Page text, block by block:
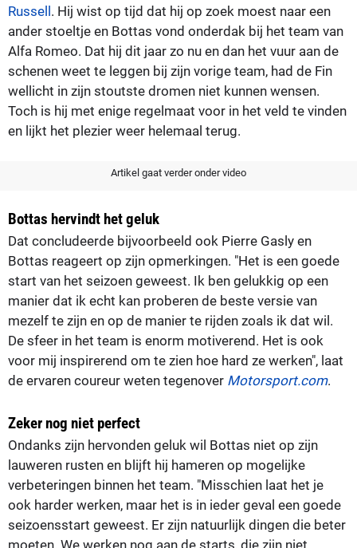
Russell. Hij wist op tijd dat hij op zoek moest naar een
ander stoeltje en Bottas vond onderdak bij het team van
Alfa Romeo. Dat hij dit jaar zo nu en dan het vuur aan de
schenen weet te leggen bij zijn vorige team, had de Fin
wellicht in zijn stoutste dromen niet kunnen wensen.
Toch is hij met enige regelmaat voor in het veld te vinden
en lijkt het plezier weer helemaal terug.
Artikel gaat verder onder video
Bottas hervindt het geluk
Dat concludeerde bijvoorbeeld ook Pierre Gasly en
Bottas reageert op zijn opmerkingen. "Het is een goede
start van het seizoen geweest. Ik ben gelukkig op een
manier dat ik echt kan proberen de beste versie van
mezelf te zijn en op de manier te rijden zoals ik dat wil.
De sfeer in het team is enorm motiverend. Het is ook
voor mij inspirerend om te zien hoe hard ze werken", laat
de ervaren coureur weten tegenover Motorsport.com.
Zeker nog niet perfect
Ondanks zijn hervonden geluk wil Bottas niet op zijn
lauweren rusten en blijft hij hameren op mogelijke
verbeteringen binnen het team. "Misschien laat het je
ook harder werken, maar het is in ieder geval een goede
seizoensstart geweest. Er zijn natuurlijk dingen die beter
moeten. We werken nog aan de starts, die zijn niet